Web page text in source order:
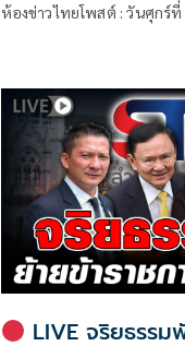
ห้องข่าวไทยโพสต์ : วันศุกร์
LIVE จริยธรรม